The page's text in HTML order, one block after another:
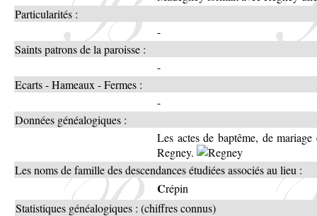
Particularités :
-
Saints patrons de la paroisse :
-
Ecarts - Hameaux - Fermes :
-
Données généalogiques :
Les actes de baptême, de
Regney.
Les noms de famille des descendances étudiées associés au lieu :
Crépin
Statistiques généalogiques : (chiffres connus)